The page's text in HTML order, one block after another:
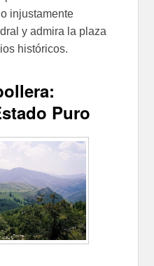
injustamente
y admira la plaza
históricos.
Puro